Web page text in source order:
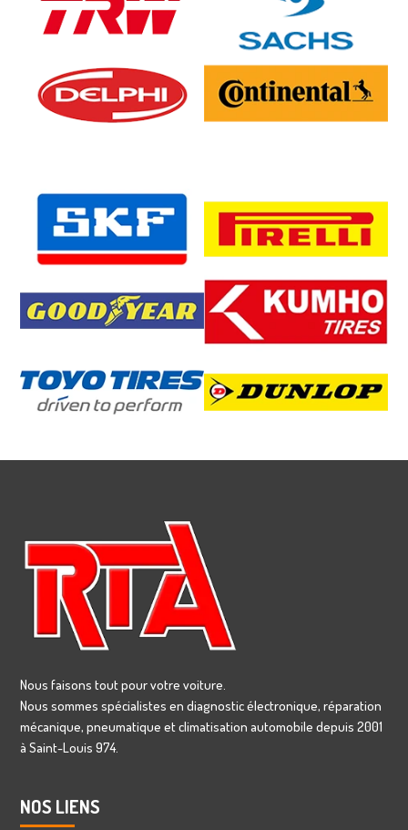
Nous faisons tout pour votre voiture.
Nous sommes spécialistes en diagnostic électronique, réparation
mécanique, pneumatique et climatisation automobile depuis 2001
à Saint-Louis 974.
NOS LIENS